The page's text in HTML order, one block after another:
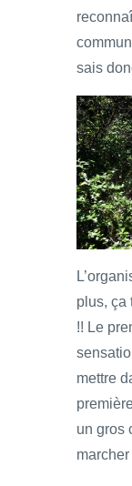
sais
plus, ça
!! Le
mettre
un gros